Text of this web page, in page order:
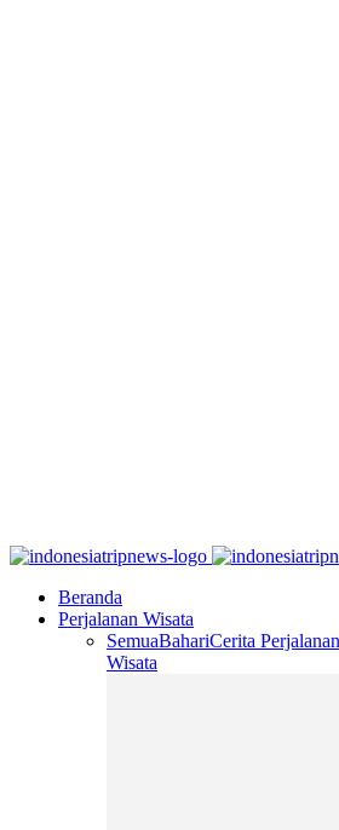
Beranda
Perjalanan Wisata
SemuaBahariCerita Perjalanan
Wisata